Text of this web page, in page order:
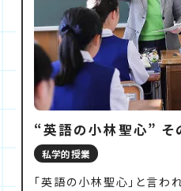
“英語の小林聖心” そ
私学的授業
「英語の小林聖心」と言わ